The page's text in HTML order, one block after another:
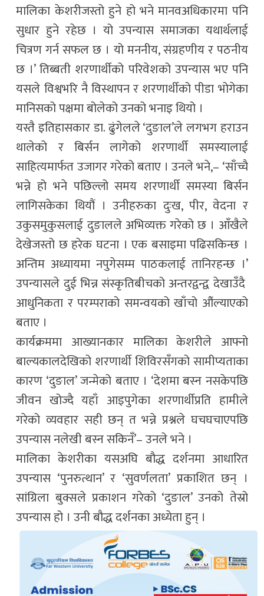
मालिका केशरीजस्तो हुने हो भने मानवअधिकारमा पनि
सुधार हुने रहेछ । यो उपन्यास समाजका यथार्थलाई
चित्रण गर्न सफल छ । यो मननीय, संग्रहणीय र पठनीय
छ ।’ तिब्बती शरणार्थीको परिवेशको उपन्यास भए पनि
यसले विश्वभरि नै विस्थापन र शरणार्थीको पीडा भोगेका
मानिसको पक्षमा बोलेको उनको भनाइ थियो ।
यस्तै इतिहासकार डा. ढुंगेलले ‘दुङाल’ले लगभग हराउन
थालेको र बिर्सन लागेको शरणार्थी समस्यालाई
साहित्यमार्फत उजागर गरेको बताए । उनले भने,– ‘साँच्चै
भन्ने हो भने पछिल्लो समय शरणार्थी समस्या बिर्सन
लागिसकेका थियौं । उनीहरुका दुःख, पीर, वेदना र
उकुसमुकुसलाई दुङालले अभिव्यक्त गरेको छ । आँखैले
देखेजस्तो छ हरेक घटना । एक बसाइमा पढिसकिन्छ ।
अन्तिम अध्यायमा नपुगेसम्म पाठकलाई तानिरहन्छ ।’
उपन्यासले दुई भिन्न संस्कृतिबीचको अन्तरद्वन्द्व देखाउँदै
आधुनिकता र परम्पराको समन्वयको खाँचो औंल्याएको
बताए ।
कार्यक्रममा आख्यानकार मालिका केशरीले आफ्नो
बाल्यकालदेखिको शरणार्थी शिविरसँगको सामीप्यताका
कारण ‘दुङाल’ जन्मेको बताए । ‘देशमा बस्न नसकेपछि
जीवन खोज्दै यहाँ आइपुगेका शरणार्थीप्रति हामीले
गरेको व्यवहार सही छन् त भन्ने प्रश्नले घचघचाएपछि
उपन्यास नलेखी बस्न सकिनँ’– उनले भने ।
मालिका केशरीका यसअघि बौद्ध दर्शनमा आधारित
उपन्यास ‘पुनरुत्थान’ र ‘सुवर्णलता’ प्रकाशित छन् ।
सांग्रिला बुक्सले प्रकाशन गरेको ‘दुङाल’ उनको तेस्रो
उपन्यास हो । उनी बौद्ध दर्शनका अध्येता हुन् ।